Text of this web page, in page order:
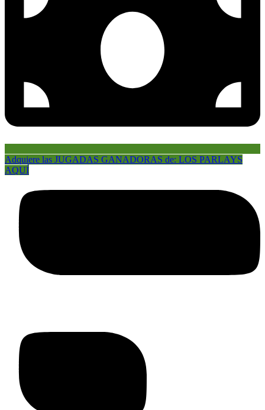
Adquiere las JUGADAS GANADORAS de: LOS PARLAYS
AQUÍ